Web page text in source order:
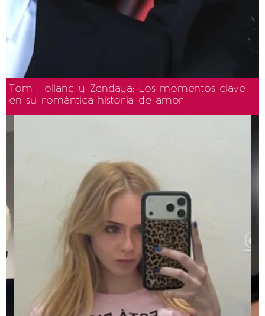
Tom Holland y Zendaya: Los momentos clave
en su romántica historia de amor